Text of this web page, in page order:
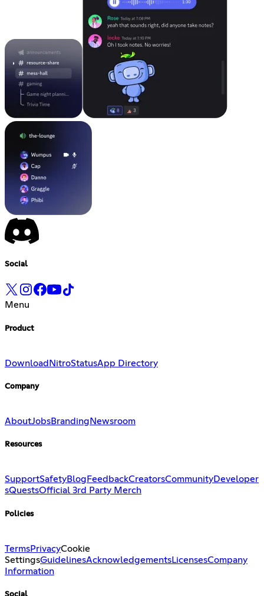
Social
Menu
Product
Download NitroStatusApp Directory
Company
AboutJobsBranding Newsroom
Resources
SupportSafetyBlog FeedbackCreatorsCommunityDeveloper
sQuestsOfficial 3rd Party Merch
Policies
TermsPrivacyCookie
SettingsGuidelinesAcknowledgementsLicensesCompany
Information